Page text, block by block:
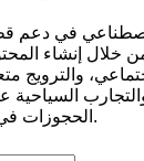
في دعم
خلال إنشاء
والترويج
السياحية
الحجوزات في سوق عالمي تنافسي.